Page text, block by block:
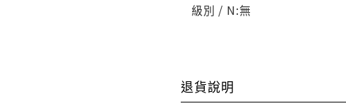
級別 / N:無
退貨說明